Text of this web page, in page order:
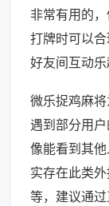
非常有用的
打牌时可以
好友间互动乐
微乐捉鸡麻
遇到部分用
像能看到其
实存在此类
等，建议通过